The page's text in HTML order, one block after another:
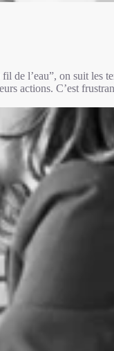
fil de l’eau”, on suit
actions. C’est